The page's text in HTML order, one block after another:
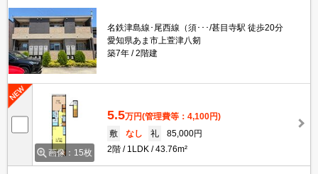
名鉄津島線･尾西線（須･･･/甚目寺駅 徒歩20分
愛知県あま市上萱津八剱
築7年
2階建
画像：15枚
5.5万円(管理費等：4,100円)
敷
なし 礼
85,000円
2階
1LDK 43.76m²